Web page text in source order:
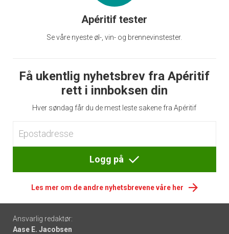
Apéritif tester
Se våre nyeste øl-, vin- og brennevinstester.
Få ukentlig nyhetsbrev fra Apéritif
rett i innboksen din
Hver søndag får du de mest leste sakene fra Apéritif
Logg på
Les mer om de andre nyhetsbrevene våre her
Footer
Ansvarlig redaktør:
Aase E. Jacobsen